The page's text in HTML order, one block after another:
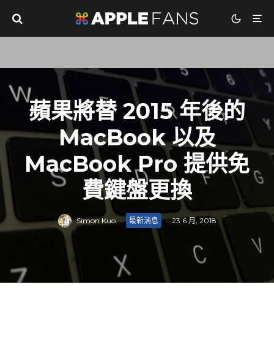
蘋果將替 2015 年後的
MacBook 以及
MacBook Pro 提供免
費鍵盤更換
Simon Kuo · 最新消息 · 23 6 月, 2018